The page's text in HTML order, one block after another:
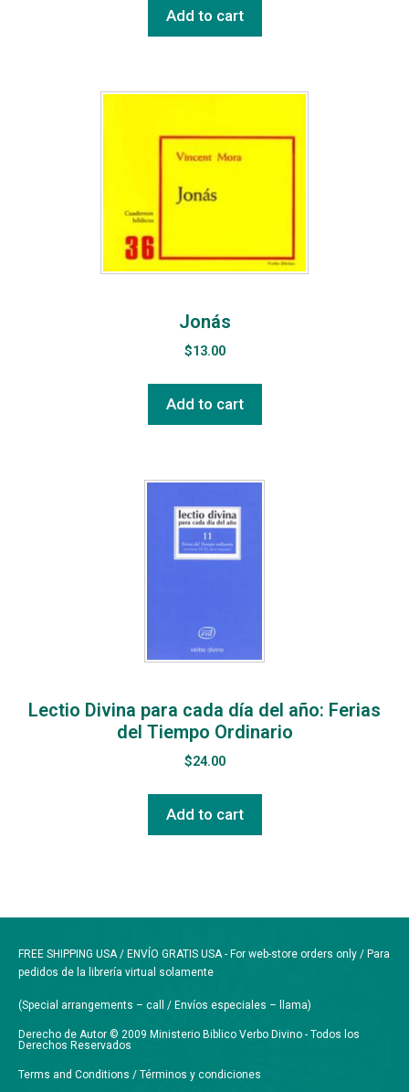
Add to cart
Jonás
$13.00
Add to cart
Lectio Divina para cada día del año: Ferias
del Tiempo Ordinario
$24.00
Add to cart
FREE SHIPPING USA / ENVÍO GRATIS USA - For web-store orders only / Para
pedidos de la librería virtual solamente
(Special arrangements – call / Envíos especiales – llama)
Derecho de Autor © 2009 Ministerio Biblico Verbo Divino - Todos los
Derechos Reservados
Terms and Conditions / Términos y condiciones